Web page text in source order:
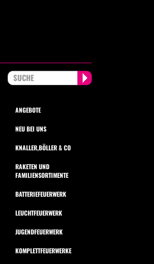
ANGEBOTE
NEU BEI UNS
KNALLER,BÖLLER & CO
RAKETEN UND
FAMILIENSORTIMENTE
BATTERIEFEUERWERK
LEUCHTFEUERWERK
JUGENDFEUERWERK
KOMPLETTFEUERWERKE